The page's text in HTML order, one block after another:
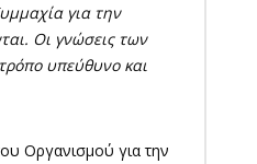
για την
Οι γνώσεις των
υπεύθυνο και
Οργανισμού για την